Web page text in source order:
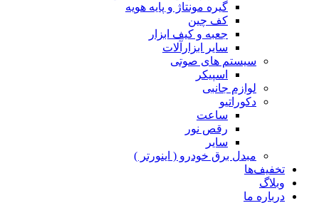
گیره مونتاژ و پایه هویه
کف چین
جعبه و کیف ابزار
سایر ابزارآلات
سیستم های صوتی
اسپیکر
لوازم جانبی
دکوراتیو
ساعت
رقص نور
سایر
مبدل برق خودرو ( اینورتر )
تخفیف‌ها
وبلاگ
درباره ما